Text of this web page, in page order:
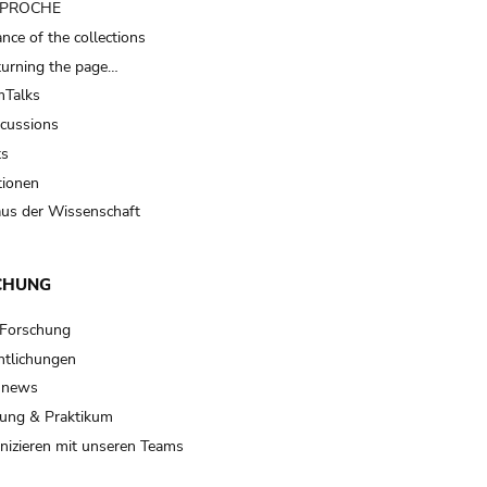
of the collections
the page…
der Wissenschaft
& Praktikum
mit unseren Teams